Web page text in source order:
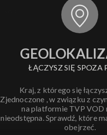
ŁĄCZYSZ SIĘ SPOZA
Kraj, z którego się
Zjednoczone , w związku z
na platformie TVP VOD
nieodstępna. Sprawdź, które
obejrzeć.